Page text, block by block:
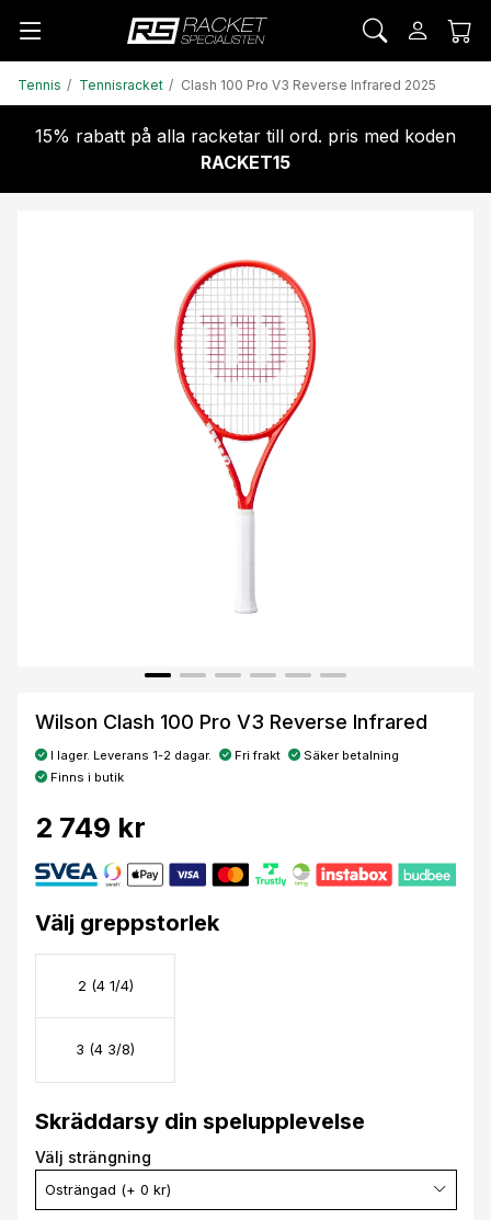
Tennis Tennisracket Clash 100 Pro V3 Reverse Infrared 2025
15% rabatt på alla racketar till ord. pris med koden
RACKET15
Wilson Clash 100 Pro V3 Reverse Infrared
I lager. Leverans 1-2 dagar. Fri frakt
Säker betalning
Finns i butik
2 749 kr
Välj greppstorlek
2 (4 1/4)
3 (4 3/8)
Skräddarsy din spelupplevelse
Välj strängning
Osträngad (+ 0 kr)